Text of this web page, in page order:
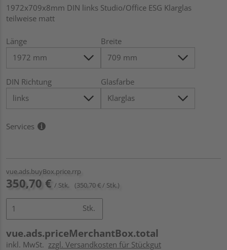
1972x709x8mm DIN links Studio/Office ESG Klarglas
teilweise matt
Länge Breite
DIN Richtung Glasfarbe
Services
vue.ads.buyBox.price.rrp
350,70 € / Stk. (350,70 € / Stk.)
Stk.
vue.ads.priceMerchantBox.total
inkl. MwSt. zzgl. Versandkosten für Stückgut